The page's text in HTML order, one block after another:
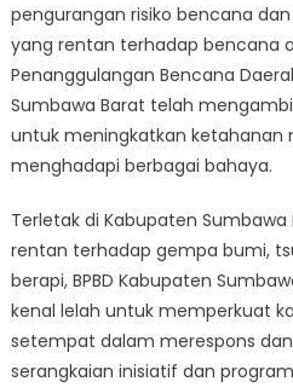
pengurangan risiko bencana
yang rentan terhadap bencana
Penanggulangan Bencana
Sumbawa Barat telah
untuk meningkatkan ketahanan
menghadapi berbagai bahaya.
Terletak di Kabupaten
rentan terhadap gempa bumi,
berapi, BPBD Kabupaten
kenal lelah untuk memperkuat
setempat dalam merespons
serangkaian inisiatif dan